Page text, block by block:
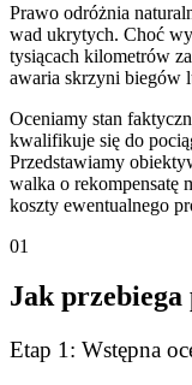
Prawo odróżnia
wad ukrytych. Choć
tysiącach kilometrów
awaria skrzyni biegów
Oceniamy stan
kwalifikuje się do
Przedstawiamy
walka o rekompensatę
koszty ewentualnego
01
Jak
Etap 1: Wstępna